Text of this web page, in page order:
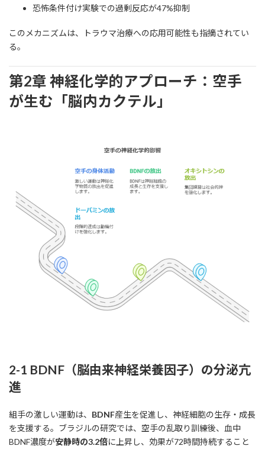
恐怖条件付け実験での過剰反応が47%抑制
このメカニズムは、トラウマ治療への応用可能性も指摘されてい
る。
第2章 神経化学的アプローチ：空手
が生む「脳内カクテル」
2-1 BDNF（脳由来神経栄養因子）の分泌亢
進
組手の激しい運動は、 BDNF産生を促進し、神経細胞の生存・成長
を支援する。ブラジルの研究では、空手の乱取り訓練後、血中
BDNF濃度が安静時の3.2倍に上昇し、効果が72時間持続すること